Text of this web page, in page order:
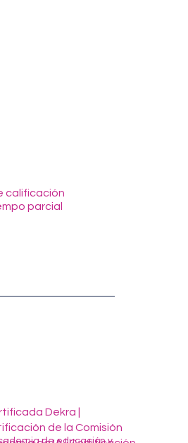
calificación
parcial
de educación y
Dekra |
de la Comisión